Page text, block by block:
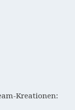
Kreationen: